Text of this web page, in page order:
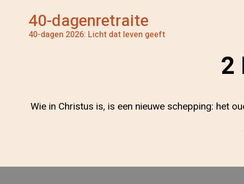
40-dagenretraite
40-dagen 2026: Licht dat leven geeft
2
Wie in Christus is, is een nieuwe schepping: het